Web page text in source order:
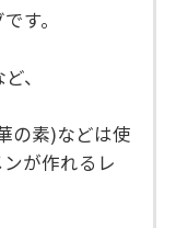
す。
、
の素)などは使
が作れるレ